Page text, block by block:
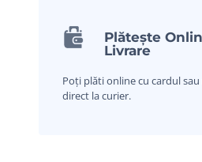
Plătește
Livrare
Poți plăti online cu cardul
direct la curier.